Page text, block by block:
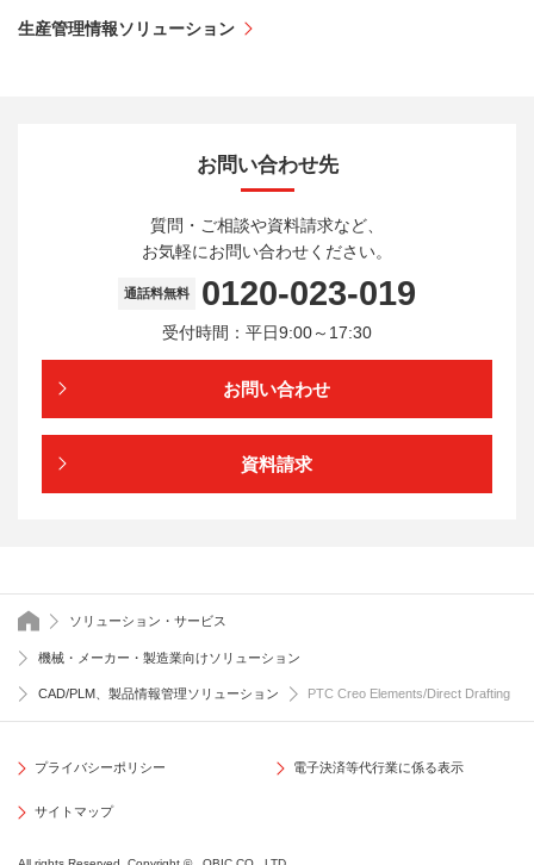
生産管理情報ソリューション
お問い合わせ先
質問・ご相談や資料請求など、
お気軽にお問い合わせください。
通話料無料 0120-023-019
受付時間：平日9:00～17:30
お問い合わせ
資料請求
トップページ
ソリューション・サービス
機械・メーカー・製造業向けソリューション
CAD/PLM、製品情報管理ソリューション PTC Creo Elements/Direct Drafting
プライバシーポリシー 電子決済等代行業に係る表示
サイトマップ